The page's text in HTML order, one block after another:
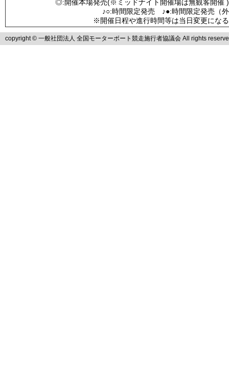
◎:開催本場発売(※ミッドナイト開催場は無観客
♪○:時間限定発売 ♪●:時間限定発売
※開催日程や進行時間等は当日変更にな
copyright © 一般社団法人 全国モーターボート競走施行者協議会 All rights